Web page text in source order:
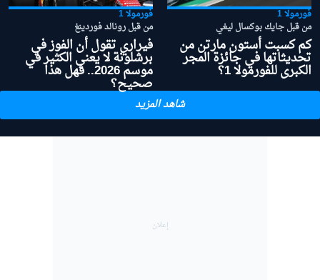
فورمولا 1
من قبل جايك بوكسال ليغي
كم كسبت أستون مارتن من
تحديثاتها في جائزة المجر
الكبرى للفورمولا 1؟
فورمولا 1
من قبل رونالد فوردينغ
فيراري تقول أن الفوز في
برشلونة لا يعني الكثير في
موسم 2026.. فهل هذا
صحيح؟
شاهد المزيد